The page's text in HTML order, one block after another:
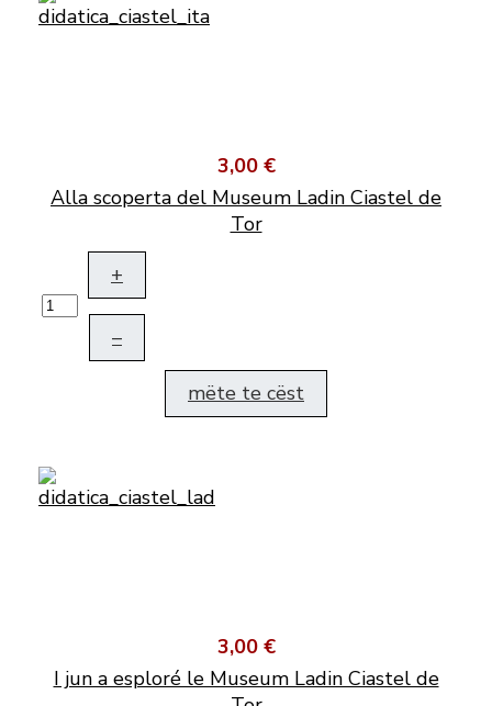
3,00 €
Alla scoperta del Museum Ladin Ciastel de
Tor
+
–
mëte te cëst
3,00 €
I jun a esploré le Museum Ladin Ciastel de